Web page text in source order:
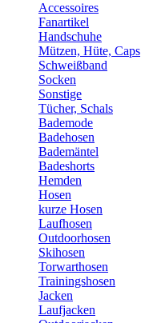
Accessoires
Fanartikel
Handschuhe
Mützen, Hüte, Caps
Schweißband
Socken
Sonstige
Tücher, Schals
Bademode
Badehosen
Bademäntel
Badeshorts
Hemden
Hosen
kurze Hosen
Laufhosen
Outdoorhosen
Skihosen
Torwarthosen
Trainingshosen
Jacken
Laufjacken